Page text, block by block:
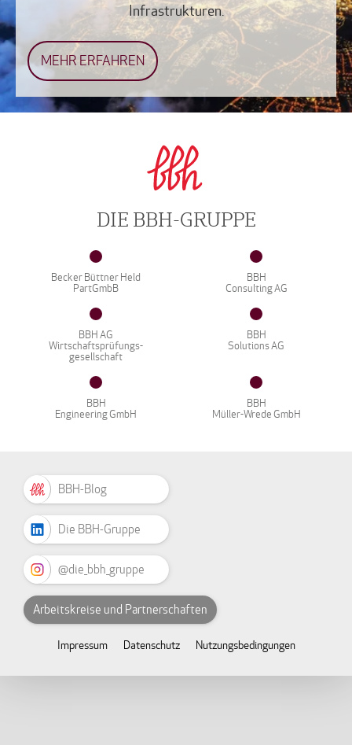
Infrastrukturen.
MEHR ERFAHREN
DIE BBH-GRUPPE
Becker Büttner Held
PartGmbB
BBH
Consulting AG
BBH AG
Wirtschaftsprüfungs-
gesellschaft
BBH
Solutions AG
BBH
Engineering GmbH
BBH
Müller-Wrede GmbH
BBH-Blog
Die BBH-Gruppe
@die_bbh_gruppe
Arbeitskreise und Partnerschaften
Impressum Datenschutz Nutzungsbedingungen